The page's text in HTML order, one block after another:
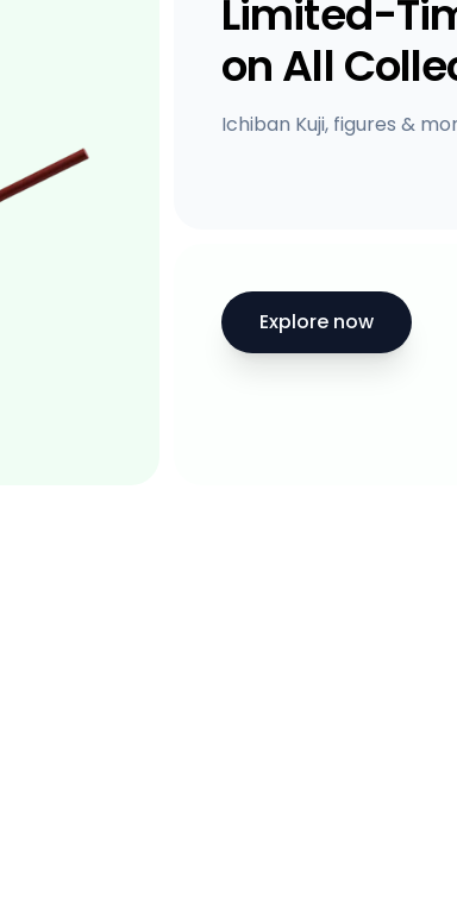
Limited-
on All
Ichiban Kuji, figures &
Explore now